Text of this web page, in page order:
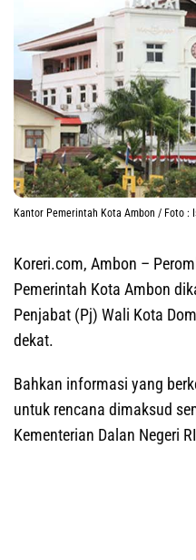
Kantor Pemerintah Kota Ambon / Foto :
Koreri.com, Ambon –
Pemerintah Kota Ambon
Penjabat (Pj) Wali Kota
dekat.
Bahkan informasi yang
untuk rencana dimaksud
Kementerian Dalan Negeri